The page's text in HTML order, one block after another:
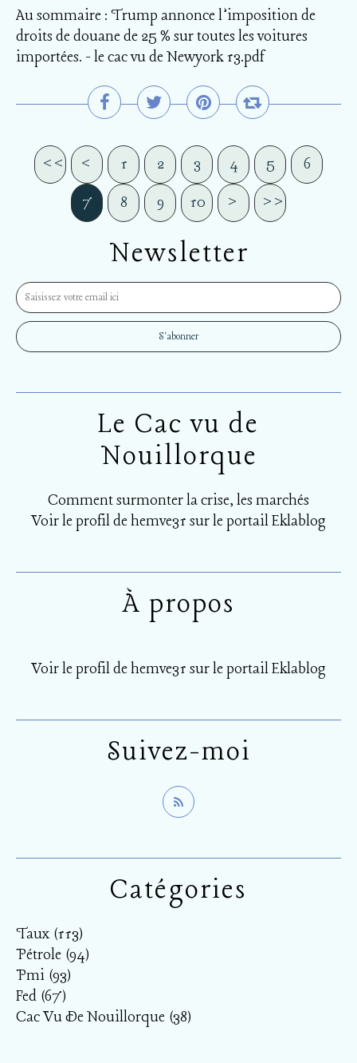
Au sommaire : Trump annonce l’imposition de
droits de douane de 25 % sur toutes les voitures
importées. - le cac vu de Newyork 13.pdf
<< < 1 2 3 4 5
6
7
8 9 10 20
30
40
50
60
70
> >>
Newsletter
Catégories
Taux (113)
Pétrole (94)
Pmi (93)
Fed (67)
Cac Vu De Nouillorque (38)
Le Cac vu de
Nouillorque
Comment surmonter la crise, les marchés
Voir le profil dehemve31 sur le portail Eklablog
Suivez-moi
À propos
Voir le profil dehemve31 sur le portail Eklablog